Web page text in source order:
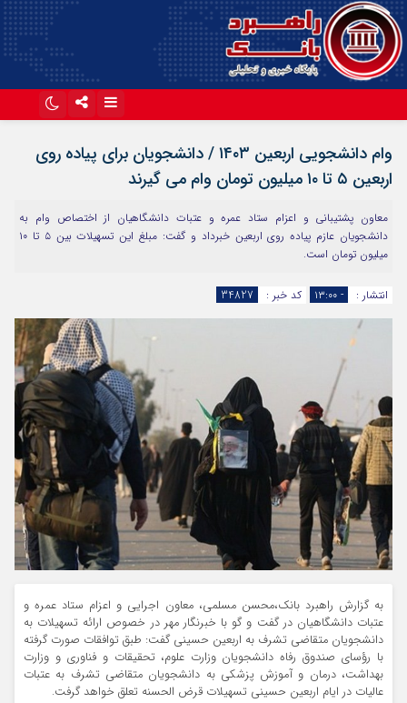
آپارات
وام دانشجویی اربعین ۱۴۰۳ / دانشجویان برای پیاده روی
اربعین ۵ تا ۱۰ میلیون تومان وام می گیرند
معاون پشتیبانی و اعزام ستاد عمره و عتبات دانشگاهیان از اختصاص وام به
دانشجویان عازم پیاده روی اربعین خبرداد و گفت: مبلغ این تسهیلات بین ۵ تا ۱۰
میلیون تومان است.
انتشار : - ۱۳:۰۰ کد خبر : 34827
به گزارش راهبرد بانک،محسن مسلمی، معاون اجرایی و اعزام ستاد عمره و
عتبات دانشگاهیان در گفت و گو با خبرنگار مهر در خصوص ارائه تسهیلات به
دانشجویان متقاضی تشرف به اربعین حسینی گفت: طبق توافقات صورت گرفته
با رؤسای صندوق رفاه دانشجویان وزارت علوم، تحقیقات و فناوری و وزارت
بهداشت، درمان و آموزش پزشکی به دانشجویان متقاضی تشرف به عتبات
عالیات در ایام اربعین حسینی تسهیلات قرض الحسنه تعلق خواهد گرفت.